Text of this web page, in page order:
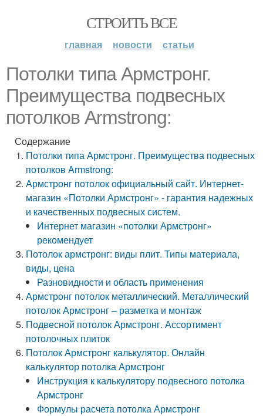
СТРОИТЬ ВСЕ
главная новости статьи
Потолки типа Армстронг.
Преимущества подвесных
потолков Armstrong:
Содержание
Потолки типа Армстронг. Преимущества подвесных
потолков Armstrong:
Армстронг потолок официальный сайт. Интернет-
магазин «Потолки Армстронг» - гарантия надежных
и качественных подвесных систем.
Интернет магазин «потолки Армстронг»
рекомендует
Потолок армстронг: виды плит. Типы материала,
виды, цена
Разновидности и область применения
Армстронг потолок металлический. Металлический
потолок Армстронг – разметка и монтаж
Подвесной потолок Армстронг. Ассортимент
потолочных плиток
Потолок Армстронг калькулятор. Онлайн
калькулятор потолка Армстронг
Инструкция к калькулятору подвесного потолка
Армстронг
Формулы расчета потолка Армстронг